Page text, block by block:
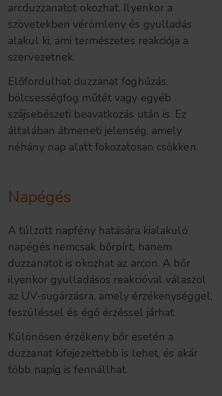
arcduzzanatot okozhat. Ilyenkor a
szövetekben vérömleny és gyulladás
alakul ki, ami természetes reakciója a
szervezetnek.
Előfordulhat duzzanat foghúzás,
bölcsességfog műtét vagy egyéb
szájsebészeti beavatkozás után is. Ez
általában átmeneti jelenség, amely
néhány nap alatt fokozatosan csökken.
Napégés
A túlzott napfény hatására kialakuló
napégés nemcsak bőrpírt, hanem
duzzanatot is okozhat az arcon. A bőr
ilyenkor gyulladásos reakcióval válaszol
az UV-sugárzásra, amely érzékenységgel,
feszüléssel és égő érzéssel járhat.
Különösen érzékeny bőr esetén a
duzzanat kifejezettebb is lehet, és akár
több napig is fennállhat.